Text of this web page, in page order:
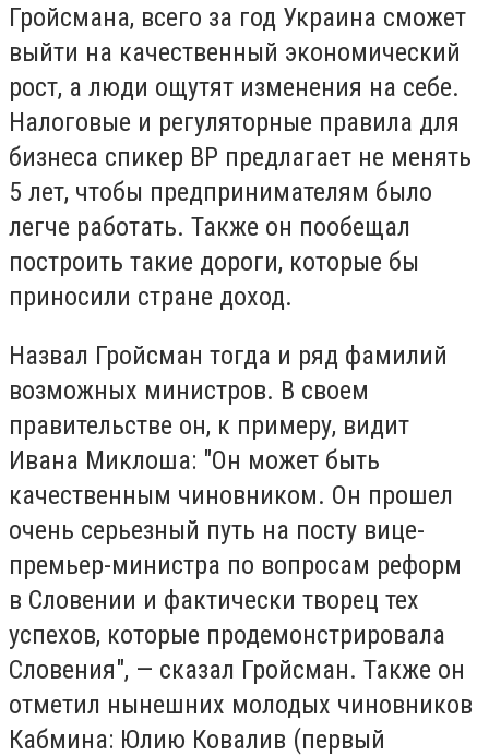
Гройсмана, всего за год Украина сможет
выйти на качественный экономический
рост, а люди ощутят изменения на себе.
Налоговые и регуляторные правила для
бизнеса спикер ВР предлагает не менять
5 лет, чтобы предпринимателям было
легче работать. Также он пообещал
построить такие дороги, которые бы
приносили стране доход.
Назвал Гройсман тогда и ряд фамилий
возможных министров. В своем
правительстве он, к примеру, видит
Ивана Миклоша: "Он может быть
качественным чиновником. Он прошел
очень серьезный путь на посту вице-
премьер-министра по вопросам реформ
в Словении и фактически творец тех
успехов, которые продемонстрировала
Словения", — сказал Гройсман. Также он
отметил нынешних молодых чиновников
Кабмина: Юлию Ковалив (первый